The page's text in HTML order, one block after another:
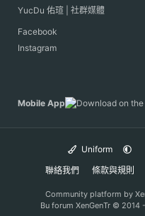
YucDu 佑瑄 | 社群媒體
Facebook
Instagram
Mobile App
Uniform
聯絡我們
條款與規則
Community platform by
Bu forum XenGenTr ©